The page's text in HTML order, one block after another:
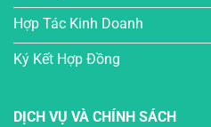
Hợp Tác Kinh Doanh
Ký Kết Hợp Đồng
DỊCH VỤ VÀ CHÍNH SÁCH